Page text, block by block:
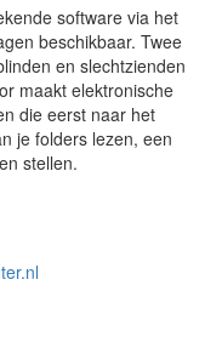
software via het
beschikbaar. Twee
en slechtzienden
maakt elektronische
die eerst naar het
je folders lezen, een
stellen.